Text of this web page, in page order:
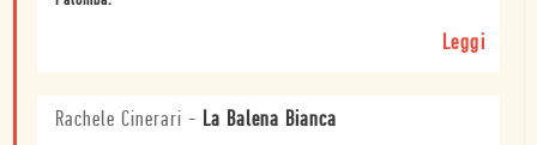
Leggi
Rachele Cinerari - La Balena Bianca